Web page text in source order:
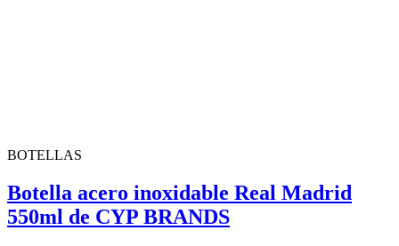
BOTELLAS
Botella acero inoxidable Real Madrid
550ml de CYP BRANDS